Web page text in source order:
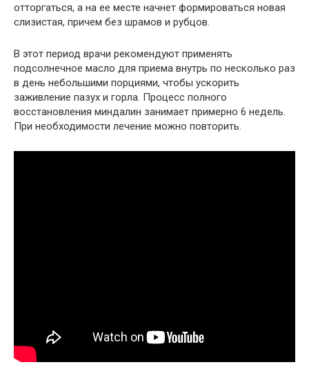
отторгаться, а на ее месте начнет формироваться новая
слизистая, причем без шрамов и рубцов.
В этот период врачи рекомендуют применять
подсолнечное масло для приема внутрь по несколько раз
в день небольшими порциями, чтобы ускорить
заживление пазух и горла. Процесс полного
восстановления миндалин занимает примерно 6 недель.
При необходимости лечение можно повторить.